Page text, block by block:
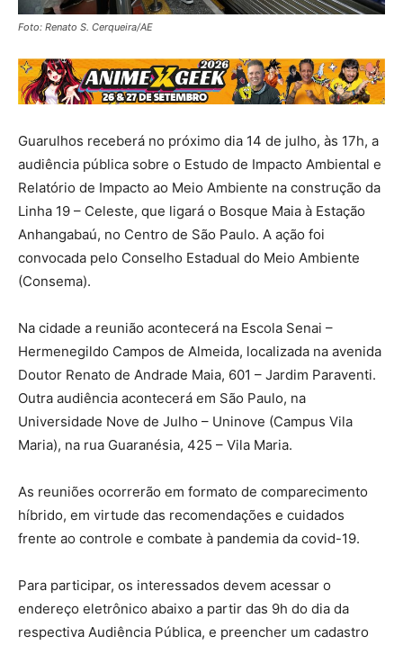
Foto: Renato S. Cerqueira/AE
Guarulhos receberá no próximo dia 14 de julho, às 17h, a
audiência pública sobre o Estudo de Impacto Ambiental e
Relatório de Impacto ao Meio Ambiente na construção da
Linha 19 – Celeste, que ligará o Bosque Maia à Estação
Anhangabaú, no Centro de São Paulo. A ação foi
convocada pelo Conselho Estadual do Meio Ambiente
(Consema).
Na cidade a reunião acontecerá na Escola Senai –
Hermenegildo Campos de Almeida, localizada na avenida
Doutor Renato de Andrade Maia, 601 – Jardim Paraventi.
Outra audiência acontecerá em São Paulo, na
Universidade Nove de Julho – Uninove (Campus Vila
Maria), na rua Guaranésia, 425 – Vila Maria.
As reuniões ocorrerão em formato de comparecimento
híbrido, em virtude das recomendações e cuidados
frente ao controle e combate à pandemia da covid-19.
Para participar, os interessados devem acessar o
endereço eletrônico abaixo a partir das 9h do dia da
respectiva Audiência Pública, e preencher um cadastro